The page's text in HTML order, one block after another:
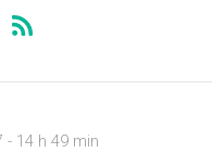
- 14 h 49 min